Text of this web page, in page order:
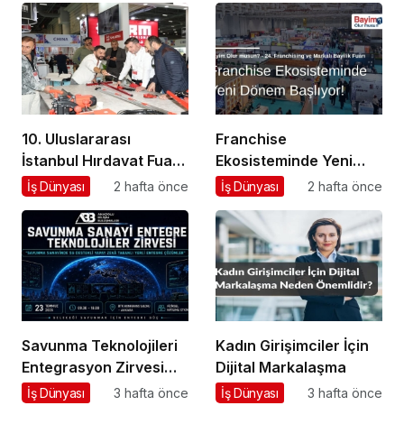
Oldu
10. Uluslararası
İstanbul Hırdavat Fuarı,
Küresel Ticaretin Yeni
Hazırlanıyor
İş Dünyası 2 hafta önce
Franchise
Ekosisteminde Yeni
Dönem Başlıyor: Bayim
2026 İçin Geri Sayım!
İş Dünyası 2 hafta önce
Savunma Teknolojileri
Entegrasyon Zirvesi
Ankara’da
İş Dünyası 3 hafta önce
Kadın Girişimciler İçin
Dijital Markalaşma
İş Dünyası 3 hafta önce